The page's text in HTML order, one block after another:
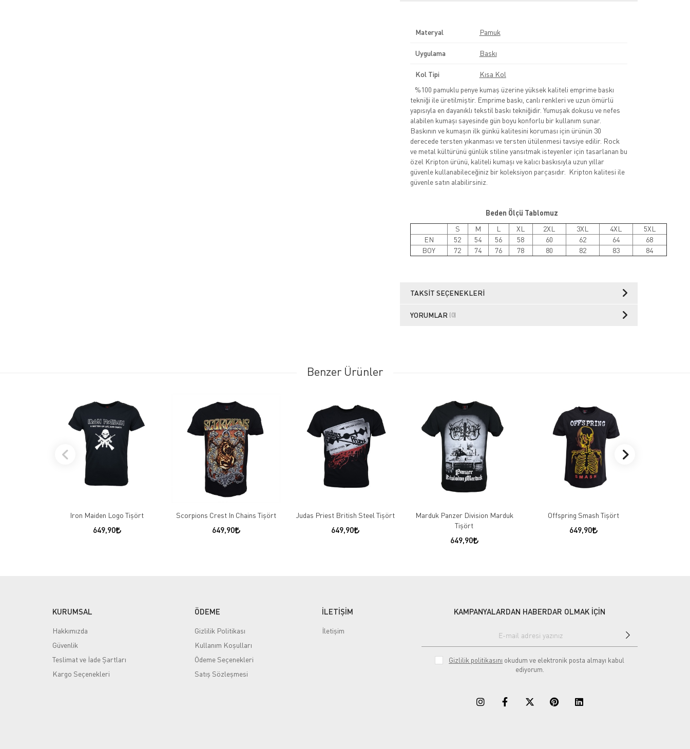
Materyal Pamuk
Uygulama Baskı
Kol Tipi
Kısa Kol
%100 pamuklu penye kumaş üzerine yüksek kaliteli emprime baskı
tekniği ile üretilmiştir. Emprime baskı, canlı renkleri ve uzun ömürlü
yapısıyla en dayanıklı tekstil baskı tekniğidir. Yumuşak dokusu ve nefes
alabilen kumaşı sayesinde gün boyu konforlu bir kullanım sunar.
Baskının ve kumaşın ilk günkü kalitesini koruması için ürünün 30
derecede tersten yıkanması ve tersten ütülenmesi tavsiye edilir. Rock
ve metal kültürünü günlük stiline yansıtmak isteyenler için tasarlanan bu
özel Kripton ürünü, kaliteli kumaşı ve kalıcı baskısıyla uzun yıllar
güvenle kullanabileceğiniz bir koleksiyon parçasıdır. Kripton kalitesi ile
güvenle satın alabilirsiniz.
Beden Ölçü Tablomuz
S
M L XL 2XL 3XL 4XL
5XL
EN
52 54 56 58 60 62 64
68
BOY
72 74 76 78 80 82 83 84
TAKSIT SEÇENEKLERI
YORUMLAR (0)
Benzer Ürünler
Iron Maiden Logo Tişört
649,90
Scorpions Crest In Chains Tişört
649,90
Judas Priest British Steel Tişört
649,90
Marduk Panzer Division Marduk
Tişört
649,90
Offspring Smash Tişört
649,90
KURUMSAL
Hakkımızda
Güvenlik
Teslimat ve İade Şartları
Kargo Seçenekleri
ÖDEME
Gizlilik Politikası
Kullanım Koşulları
Ödeme Seçenekleri
Satış Sözleşmesi
İLETİŞİM
İletişim
KAMPANYALARDAN HABERDAR OLMAK İÇİN
Gizlilik politikasını okudum ve elektronik posta almayı kabul
ediyorum.